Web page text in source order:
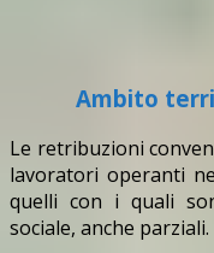
Ambito
Le retribuzioni
lavoratori operanti
quelli con i quali
sociale, anche parziali.